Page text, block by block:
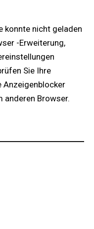
konnte nicht geladen
-Erweiterung,
Sie Ihre
Anzeigenblocker
anderen Browser.